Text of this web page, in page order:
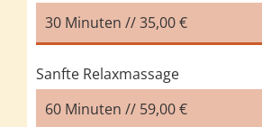
30 Minuten // 35,00 €
Sanfte Relaxmassage
60 Minuten // 59,00 €